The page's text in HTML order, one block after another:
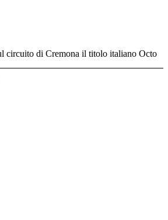
circuito di Cremona il titolo italiano Octo